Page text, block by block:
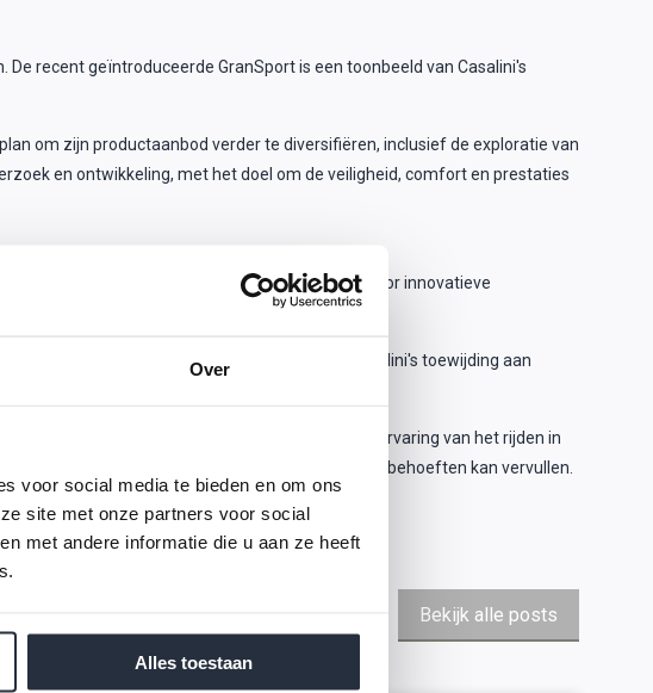
Over
voor social media te bieden en om ons
site met onze partners voor social
met andere informatie die u aan ze heeft
Alles toestaan
recent geïntroduceerde GranSport is een toonbeeld van Casalini's
om zijn productaanbod verder te diversifiëren, inclusief de exploratie van
en ontwikkeling, met het doel om de veiligheid, comfort en prestaties
bijdrage geleverd aan de mobiliteitssector door innovatieve
hebben veranderd.
de industrie. Door de jaren heen heeft Casalini's toewijding aan
beïnvloed.Ontdek Casalini Nederland
Bezoek onze showroom om de unieke ervaring van het rijden in
en hoe een Casalini brommobiel uw mobiliteitsbehoeften kan vervullen.
Bekijk alle posts